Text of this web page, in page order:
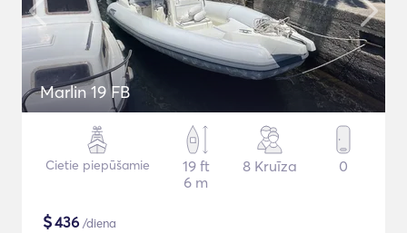
Marlin 19 FB
Cietie piepūšamie
19 ft
6 m
8 Kruīza 0
$436 /diena